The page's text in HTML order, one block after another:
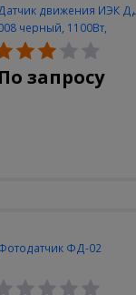
движения ИЭК ДД
черный, 1100Вт,
до 12м, IP44
По запросу
ФД-02